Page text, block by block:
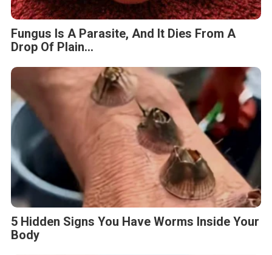
Fungus Is A Parasite, And It Dies From A
Drop Of Plain...
5 Hidden Signs You Have Worms Inside Your
Body